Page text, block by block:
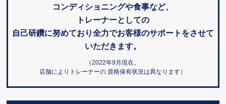
コンディショニングや食事など、
トレーナーとしての
自己研鑽に努めており全力でお客様のサポートをさせて
いただきます。
（2022年9月現在。
店舗によりトレーナーの 資格保有状況は異なります）